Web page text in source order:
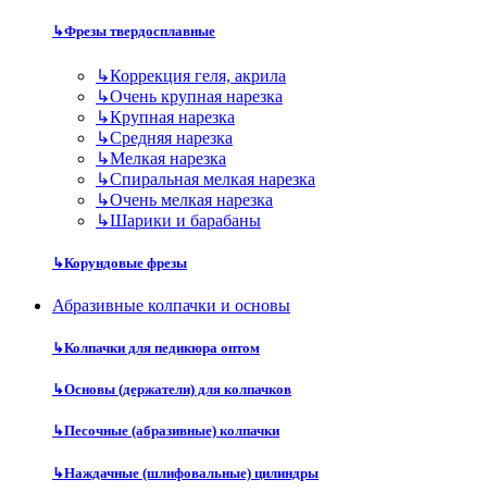
↳Фрезы твердосплавные
↳Коррекция геля, акрила
↳Очень крупная нарезка
↳Крупная нарезка
↳Средняя нарезка
↳Мелкая нарезка
↳Спиральная мелкая нарезка
↳Очень мелкая нарезка
↳Шарики и барабаны
↳Корундовые фрезы
Абразивные колпачки и основы
↳Колпачки для педикюра оптом
↳Основы (держатели) для колпачков
↳Песочные (абразивные) колпачки
↳Наждачные (шлифовальные) цилиндры